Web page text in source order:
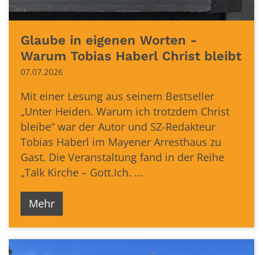
Glaube in eigenen Worten -
Warum Tobias Haberl Christ bleibt
07.07.2026
Mit einer Lesung aus seinem Bestseller
„Unter Heiden. Warum ich trotzdem Christ
bleibe“ war der Autor und SZ-Redakteur
Tobias Haberl im Mayener Arresthaus zu
Gast. Die Veranstaltung fand in der Reihe
„Talk Kirche – Gott.Ich. ...
Mehr